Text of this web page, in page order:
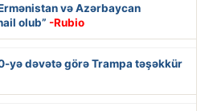
və Azərbaycan
olub” -Rubio
yə dəvətə görə Trampa təşəkkür